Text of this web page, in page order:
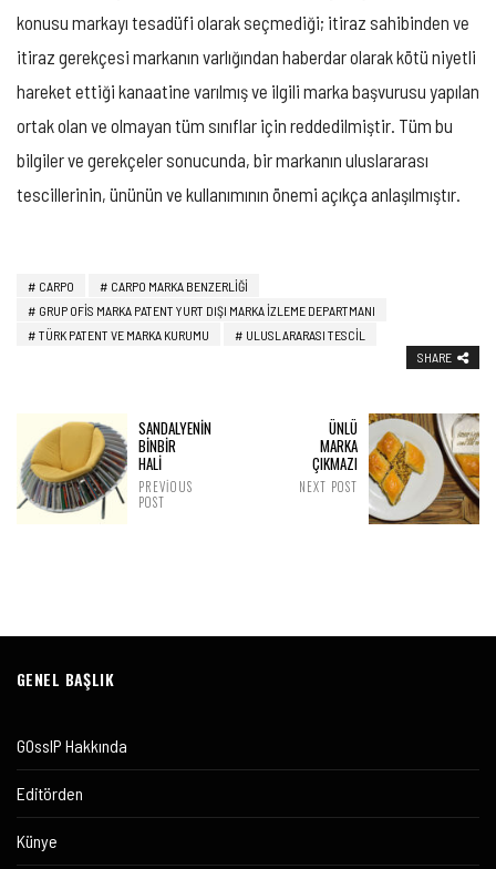
konusu markayı tesadüfi olarak seçmediği; itiraz sahibinden ve
itiraz gerekçesi markanın varlığından haberdar olarak kötü niyetli
hareket ettiği kanaatine varılmış ve ilgili marka başvurusu yapılan
ortak olan ve olmayan tüm sınıflar için reddedilmiştir. Tüm bu
bilgiler ve gerekçeler sonucunda, bir markanın uluslararası
tescillerinin, ününün ve kullanımının önemi açıkça anlaşılmıştır.
CARPO
CARPO MARKA BENZERLIĞI
GRUP OFIS MARKA PATENT YURT DIŞI MARKA IZLEME DEPARTMANI
TÜRK PATENT VE MARKA KURUMU
ULUSLARARASI TESCIL
SHARE
SANDALYENİN
BİNBİR
HALİ
PREVIOUS
POST
ÜNLÜ
MARKA
ÇIKMAZI
NEXT POST
GENEL BAŞLIK
GOssIP Hakkında
Editörden
Künye